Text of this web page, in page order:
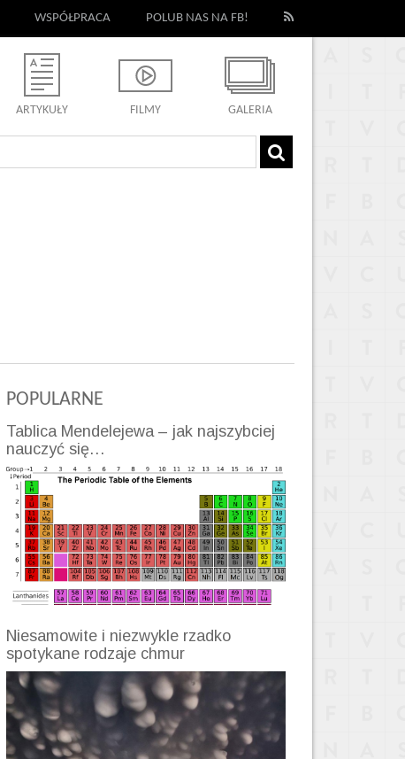
WSPÓŁPRACA POLUB NAS NA FB!
ARTYKUŁY FILMY GALERIA
POPULARNE
Tablica Mendelejewa – jak najszybciej
nauczyć się…
Niesamowite i niezwykle rzadko
spotykane rodzaje chmur